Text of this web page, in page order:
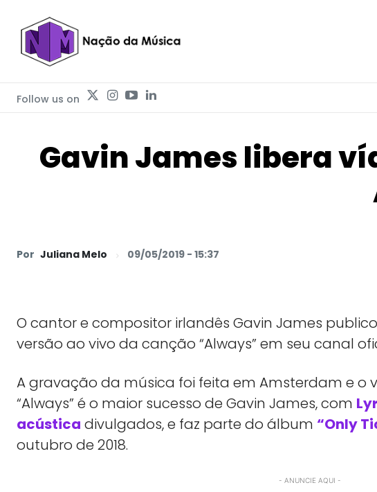
Follow us on
Gavin James libera
Por Juliana Melo 09/05/2019 - 15:37
O cantor e compositor irlandês Gavin James
versão ao vivo da canção “Always” em seu canal
A gravação da música foi feita em Amsterdam e o
“Always” é o maior sucesso de Gavin James, com
acústica divulgados, e faz parte do álbum “Only
outubro de 2018.
- ANUNCIE AQUI -